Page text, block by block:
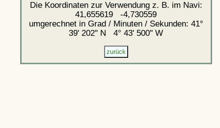
Die Koordinaten zur Verwendung z. B. im Navi:
41,655619 -4,730559
umgerechnet in Grad / Minuten / Sekunden: 41°
39' 202'' N 4° 43' 500'' W